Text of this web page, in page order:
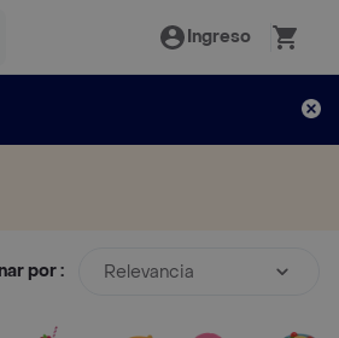
Ingreso
por : Relevancia